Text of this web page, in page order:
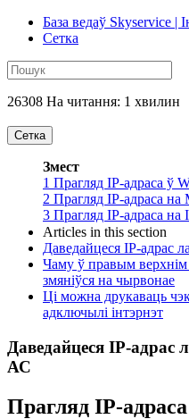
База ведаў Skyservice |
Сетка
26308 На читання: 1 хвилин
Сетка
Змест
1 Прагляд IP-адраса ў
2 Прагляд IP-адраса на
3 Прагляд IP-адраса на
Articles in this section
Даведайцеся IP-адрас
Чаму ў правым верхнім
змяніўся на чырвонае
Ці можна друкаваць
адключылі інтэрнэт
Даведайцеся IP-адрас
АС
Прагляд IP-